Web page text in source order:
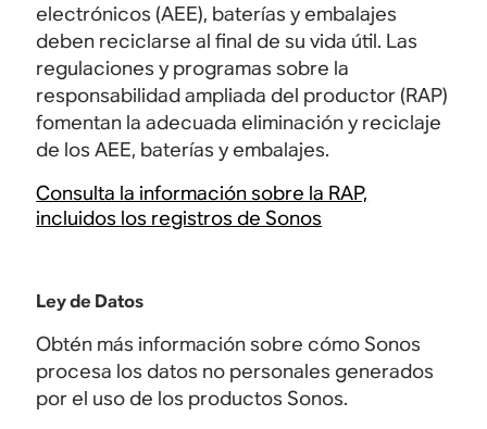
electrónicos (AEE), baterías y embalajes
deben reciclarse al final de su vida útil. Las
regulaciones y programas sobre la
responsabilidad ampliada del productor (RAP)
fomentan la adecuada eliminación y reciclaje
de los AEE, baterías y embalajes.
Consulta la información sobre la RAP,
incluidos los registros de Sonos
Ley de Datos
Obtén más información sobre cómo Sonos
procesa los datos no personales generados
por el uso de los productos Sonos.